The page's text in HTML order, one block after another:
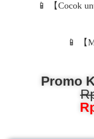
📱 【Cocok
📱 【
Promo